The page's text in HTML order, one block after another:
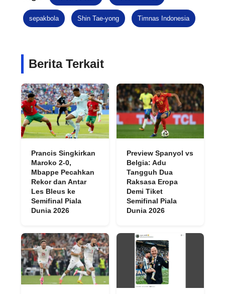
sepakbola Shin Tae-yong Timnas Indonesia
Berita Terkait
Prancis Singkirkan
Maroko 2-0,
Mbappe Pecahkan
Rekor dan Antar
Les Bleus ke
Semifinal Piala
Dunia 2026
Preview Spanyol vs
Belgia: Adu
Tangguh Dua
Raksasa Eropa
Demi Tiket
Semifinal Piala
Dunia 2026